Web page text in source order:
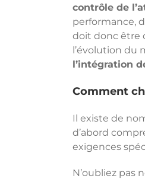
contrôle de
performance,
doit donc être
l’évolution du
l’intégration
Comment
Il existe de
d’abord
exigences
N’oubliez pas